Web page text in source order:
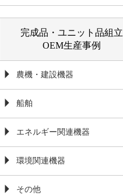
完成品・ユニット品組立
OEM生産事例
農機・建設機器
船舶
エネルギー関連機器
環境関連機器
その他